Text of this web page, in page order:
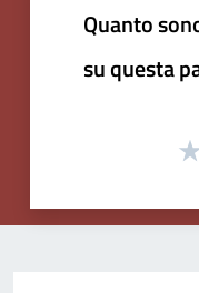
Quanto
su questa